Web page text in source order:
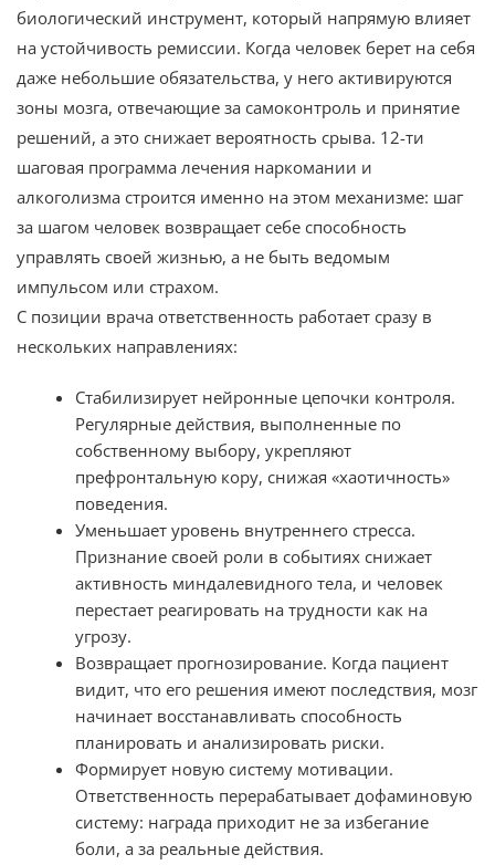
биологический инструмент, который напрямую влияет
на устойчивость ремиссии. Когда человек берет на себя
даже небольшие обязательства, у него активируются
зоны мозга, отвечающие за самоконтроль и принятие
решений, а это снижает вероятность срыва. 12-ти
шаговая программа лечения наркомании и
алкоголизма строится именно на этом механизме: шаг
за шагом человек возвращает себе способность
управлять своей жизнью, а не быть ведомым
импульсом или страхом.
С позиции врача ответственность работает сразу в
нескольких направлениях:
Стабилизирует нейронные цепочки контроля.
Регулярные действия, выполненные по
собственному выбору, укрепляют
префронтальную кору, снижая «хаотичность»
поведения.
Уменьшает уровень внутреннего стресса.
Признание своей роли в событиях снижает
активность миндалевидного тела, и человек
перестает реагировать на трудности как на
угрозу.
Возвращает прогнозирование. Когда пациент
видит, что его решения имеют последствия, мозг
начинает восстанавливать способность
планировать и анализировать риски.
Формирует новую систему мотивации.
Ответственность перерабатывает дофаминовую
систему: награда приходит не за избегание
боли, а за реальные действия.